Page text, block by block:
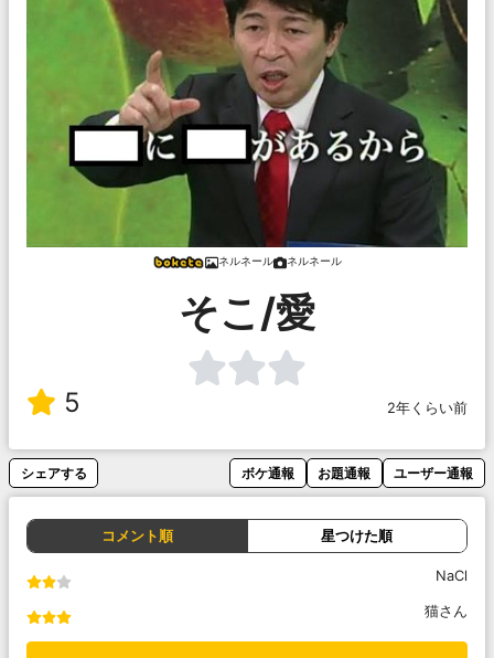
ネルネール ネルネール
そこ/愛
5 2年くらい前
シェアする ボケ通報 お題通報 ユーザー通報
コメント順 星つけた順
NaCl
猫さん